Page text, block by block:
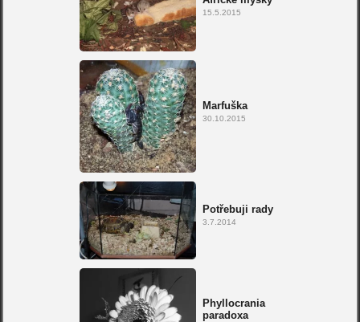
15.5.2015
Marfuška
30.10.2015
Potřebuji rady
3.7.2014
Phyllocrania
paradoxa